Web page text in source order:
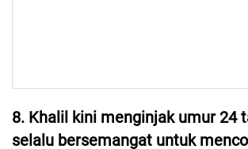
8. Khalil kini menginjak umur 24
selalu bersemangat untuk